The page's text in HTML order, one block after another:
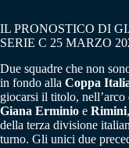
IL PRONOSTICO DI
SERIE C 25 MARZO
Due squadre che non
in fondo alla Coppa
giocarsi il titolo, nell’arco
Giana Erminio e Rimini
della terza divisione
turno. Gli unici due